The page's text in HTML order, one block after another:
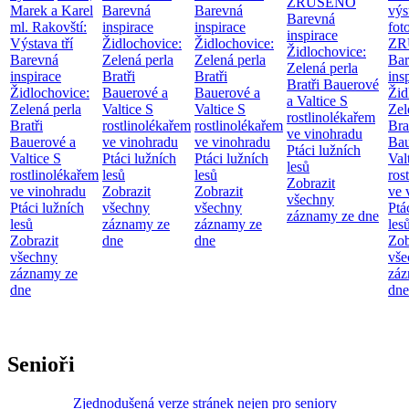
Marek a Karel
ml. Rakovští:
Výstava tří
Barevná
inspirace
Židlochovice:
Zelená perla
Bratři
Bauerové a
Valtice S
rostlinolékařem
ve vinohradu
Ptáci lužních
lesů
Zobrazit
všechny
záznamy ze
dne
Barevná
inspirace
Židlochovice:
Zelená perla
Bratři
Bauerové a
Valtice S
rostlinolékařem
ve vinohradu
Ptáci lužních
lesů
Zobrazit
všechny
záznamy ze
dne
Barevná
inspirace
Židlochovice:
Zelená perla
Bratři
Bauerové a
Valtice S
rostlinolékařem
ve vinohradu
Ptáci lužních
lesů
Zobrazit
všechny
záznamy ze
dne
Barevná
inspirace
Židlochovice:
Zelená perla
Bratři Bauerové
a Valtice S
rostlinolékařem
ve vinohradu
Ptáci lužních
lesů
Zobrazit
všechny
záznamy ze dne
ve
dne
Senioři
Zjednodušená verze stránek nejen pro seniory